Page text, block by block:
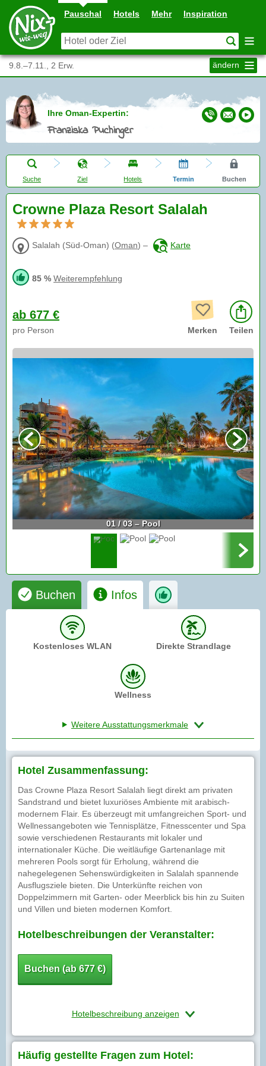
Pauschal Hotels Mehr Inspiration
9.8.–7.11., 2 Erw. ändern
Ihre Oman-Expertin:
Franziska Puchinger
Suche Ziel Hotels Termin Buchen
Crowne Plaza Resort Salalah
Salalah (Süd-Oman) (Oman) – Karte
85 % Weiterempfehlung
ab 677 €
pro Person Merken Teilen
01 / 03 – Pool
Buchen Infos
Kostenloses WLAN Direkte Strandlage
Wellness
Weitere Ausstattungsmerkmale
Hotel Zusammenfassung:
Das Crowne Plaza Resort Salalah liegt direkt am privaten
Sandstrand und bietet luxuriöses Ambiente mit arabisch-
modernem Flair. Es überzeugt mit umfangreichen Sport- und
Wellnessangeboten wie Tennisplätze, Fitnesscenter und Spa
sowie verschiedenen Restaurants mit lokaler und
internationaler Küche. Die weitläufige Gartenanlage mit
mehreren Pools sorgt für Erholung, während die
nahegelegenen Sehenswürdigkeiten in Salalah spannende
Ausflugsziele bieten. Die Unterkünfte reichen von
Doppelzimmern mit Garten- oder Meerblick bis hin zu Suiten
und Villen und bieten modernen Komfort.
Hotelbeschreibungen der Veranstalter:
Buchen (ab 677 €)
Hotelbeschreibung anzeigen
Häufig gestellte Fragen zum Hotel: